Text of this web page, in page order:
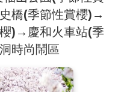
化特色，同時在館內
過互動方式，拍出活
年SBS電視劇《選
邊欣賞突山大橋的風
橋(季節性賞櫻)→
)→慶和火車站(季
時尚鬧區